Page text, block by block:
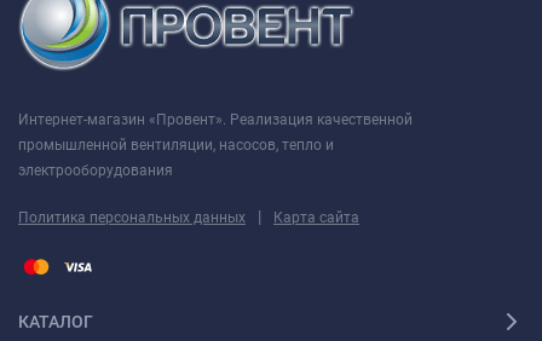
Интернет-магазин «Провент». Реализация качественной
промышленной вентиляции, насосов, тепло и
электрооборудования
Политика персональных данных | Карта сайта
КАТАЛОГ